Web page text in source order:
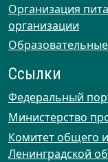
Организация
организации
Ссылки
Федеральный
Министерство
Комитет общего
Ленинградской